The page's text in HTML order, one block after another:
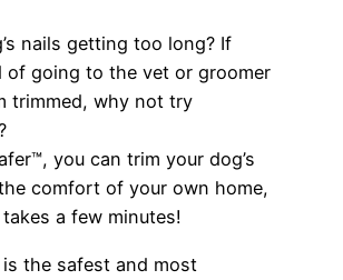
nails getting too long? If
of going to the vet or groomer
trimmed, why not try
you can trim your dog’s
comfort of your own home,
a few minutes!
is the safest and most